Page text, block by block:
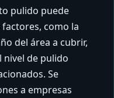
pulido puede
como la
del área a cubrir,
nivel de pulido
Se
a empresas